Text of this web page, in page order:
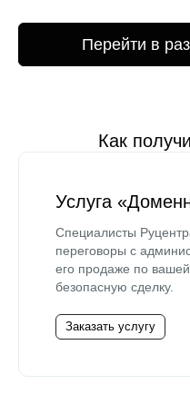
Перейти в
Как
Услуга
Специалисты
переговоры с
его продаже по
безопасную сделку.
Заказать услугу